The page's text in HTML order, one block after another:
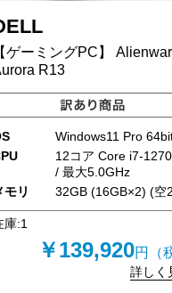
【ゲーミングPC】
R13
Windows11 Pro
12コア Core i7-
/ 最大5.0GHz
モリ
32GB (16GB×2) (空
庫:1
￥139,920円（
詳しく